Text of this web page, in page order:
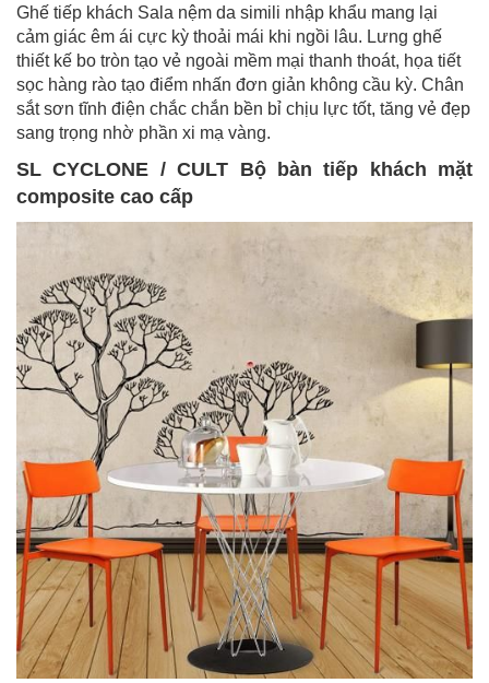
Ghế tiếp khách Sala nệm da simili nhập khẩu mang lại
cảm giác êm ái cực kỳ thoải mái khi ngồi lâu. Lưng ghế
thiết kế bo tròn tạo vẻ ngoài mềm mại thanh thoát, họa tiết
sọc hàng rào tạo điểm nhấn đơn giản không cầu kỳ. Chân
sắt sơn tĩnh điện chắc chắn bền bỉ chịu lực tốt, tăng vẻ đẹp
sang trọng nhờ phần xi mạ vàng.
SL CYCLONE / CULT Bộ bàn tiếp khách mặt
composite cao cấp